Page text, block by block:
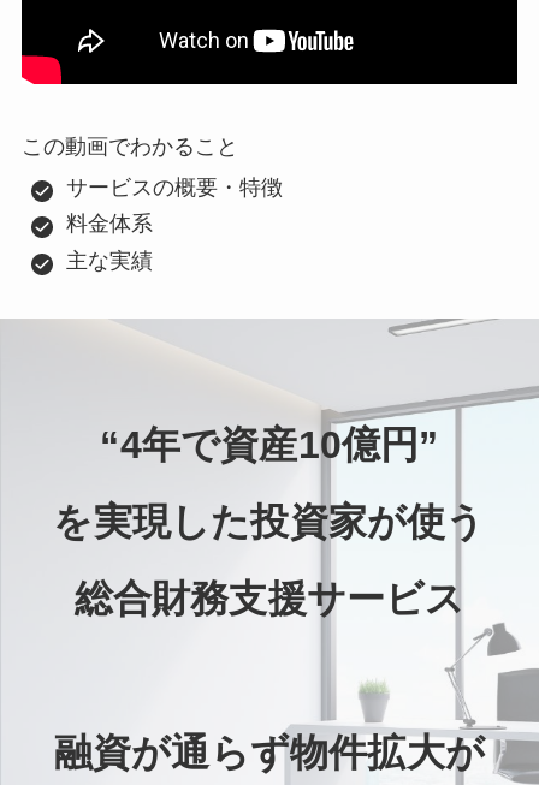
この動画でわかること
サービスの概要・特徴
料金体系
主な実績
“4年で資産10億円”
を実現した投資家が使う
総合財務支援サービス
融資が通らず物件拡大が